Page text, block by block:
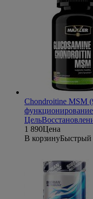
Chondroitine MSM
функционирование
Цель
1 890Цена
В корзинуБыстрый